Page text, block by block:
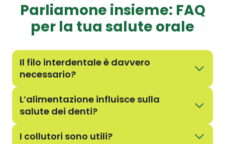
Parliamone insieme: FAQ
per la tua salute orale
Il filo interdentale è davvero
necessario?
L’alimentazione influisce sulla
salute dei denti?
I collutori sono utili?